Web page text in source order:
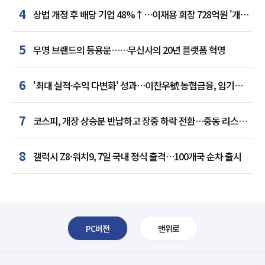
4 상법 개정 후 배당 기업 48%↑…이재용 회장 728억원 '개인
최다'
5 무명 브랜드의 등용문……무신사의 20년 플랫폼 혁명
6 '최대 실적·수익 다변화' 성과…이찬우號 농협금융, 임기
말년 성장 박차
7 코스피, 개장 상승분 반납하고 장중 하락 전환…중동 리스크·
美 경계감
8 갤럭시 Z8·워치9, 7일 국내 정식 출격…100개국 순차 출시
PC버전 맨위로